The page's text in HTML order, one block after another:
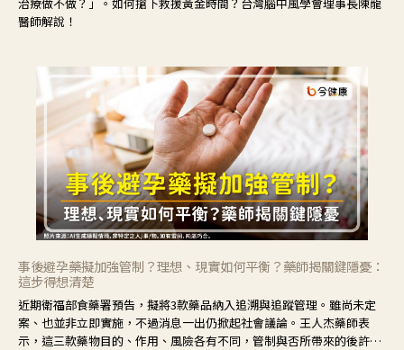
醫師解說！
事後避孕藥擬加強管制？理想、現實如何平衡？藥師揭關鍵隱憂：
這步得想清楚
近期衛福部食藥署預告，擬將3款藥品納入追溯與追蹤管理。雖尚未定
案、也並非立即實施，不過消息一出仍掀起社會議論。王人杰藥師表
示，這三款藥物目的、作用、風險各有不同，管制與否所帶來的後許影